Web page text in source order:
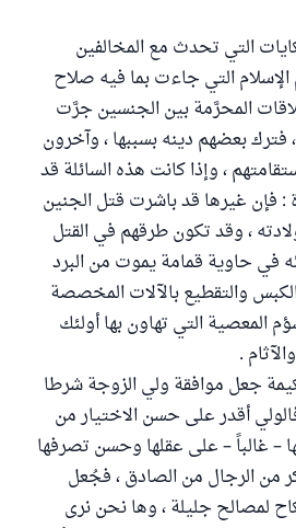
التي تحدث مع المخالفين
الإسلام التي جاءت بما فيه صلاح
المحرَّمة بين الجنسين جرَّت
بعضهم دينه بسببها ، وآخرون
، وإذا كانت هذه السائلة قد
: فإن غيرها قد باشرت قتل الجنين
، وقد تكون طرقهم في القتل
في حاوية قمامة يموت من البرد
والتقطيع بالآلات المخصصة
المعصية التي تهاون بها أولئك
.
جعل موافقة ولي الزوجة شرطا
أقدر على حسن الاختيار من
– غالباً – على عقلها وحسن تصرفها
من الرجال من الصادق ، فجُعل
لمصالح جليلة ، وها نحن نرى